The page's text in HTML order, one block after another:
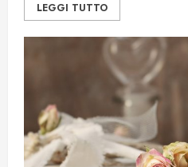
LEGGI TUTTO